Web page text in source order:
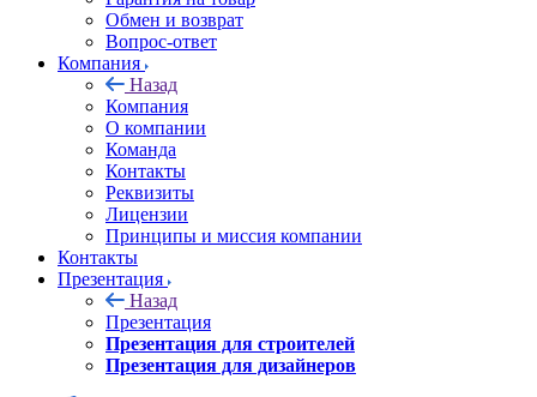
Обмен и возврат
Вопрос-ответ
Компания
Назад
Компания
О компании
Команда
Контакты
Реквизиты
Лицензии
Принципы и миссия компании
Контакты
Презентация
Назад
Презентация
Презентация для строителей
Презентация для дизайнеров